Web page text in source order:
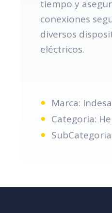
tiempo y
conexiones
diversos
eléctricos.
Marca: Indesa
Categoria: